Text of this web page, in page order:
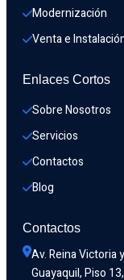
Modernización
Venta e
Enlaces Cortos
Sobre Nosotros
Servicios
Contactos
Blog
Contactos
Av. Reina Victoria
Guayaquil, Piso